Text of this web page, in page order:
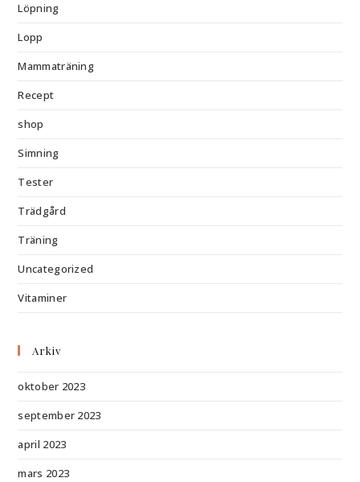
Löpning
Lopp
Mammaträning
Recept
shop
Simning
Tester
Trädgård
Träning
Uncategorized
Vitaminer
Arkiv
oktober 2023
september 2023
april 2023
mars 2023